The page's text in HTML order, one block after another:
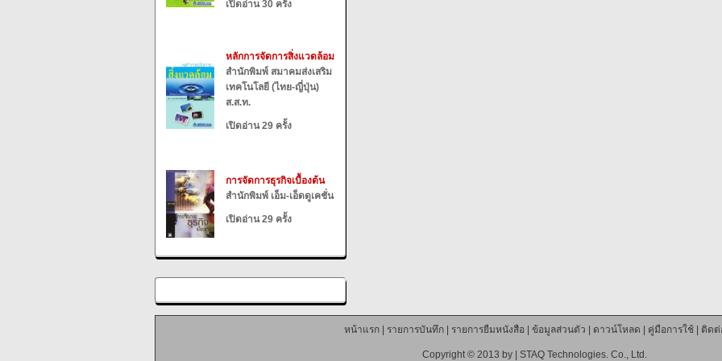
เปิดอ่าน 30 ครั้ง
หลักการจัดการสิ่งแวดล้อม
สำนักพิมพ์ สมาคมส่งเสริม
เทคโนโลยี (ไทย-ญี่ปุ่น)
ส.ส.ท.
เปิดอ่าน 29 ครั้ง
การจัดการธุรกิจเบื้องต้น
สำนักพิมพ์ เอ็ม-เอ็ดดูเคชั่น
เปิดอ่าน 29 ครั้ง
หน้าแรก| รายการบันทึก| รายการยืมหนังสือ ข้อมูลส่วนตัว ดาวน์โหลด คู่มือการใช้| ติดต่
Copyright © 2013 by | STAQ Technologies. Co., Ltd.